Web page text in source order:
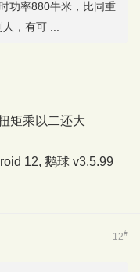
功率880牛米，比同重
，有可 ...
矩乘以二还大
12, 鹅球 v3.5.99
12#